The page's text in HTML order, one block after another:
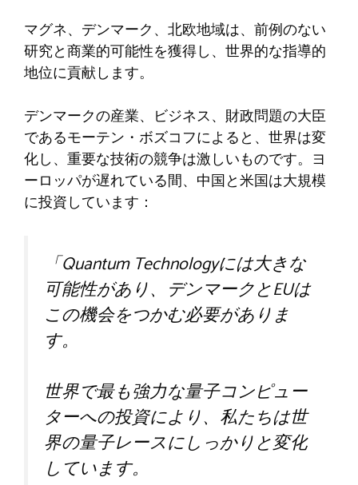
マグネ、デンマーク、北欧地域は、前例のない
研究と商業的可能性を獲得し、世界的な指導的
地位に貢献します。
デンマークの産業、ビジネス、財政問題の大臣
であるモーテン・ボズコフによると、世界は変
化し、重要な技術の競争は激しいものです。ヨ
ーロッパが遅れている間、中国と米国は大規模
に投資しています：
「Quantum Technologyには大きな
可能性があり、デンマークとEUは
この機会をつかむ必要がありま
す。
世界で最も強力な量子コンピュー
ターへの投資により、私たちは世
界の量子レースにしっかりと変化
しています。